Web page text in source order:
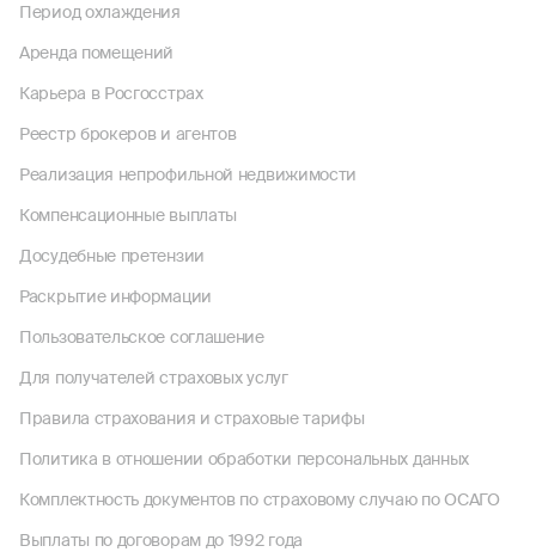
Период охлаждения
Аренда помещений
Карьера в Росгосстрах
Реестр брокеров и агентов
Реализация непрофильной недвижимости
Компенсационные выплаты
Досудебные претензии
Раскрытие информации
Пользовательское соглашение
Для получателей страховых услуг
Правила страхования и страховые тарифы
Политика в отношении обработки персональных данных
Комплектность документов по страховому случаю по ОСАГО
Выплаты по договорам до 1992 года